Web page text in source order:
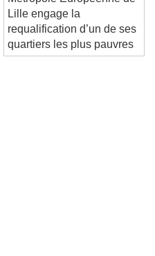
Métropole Européenne de
Lille engage la
requalification d’un de ses
quartiers les plus pauvres